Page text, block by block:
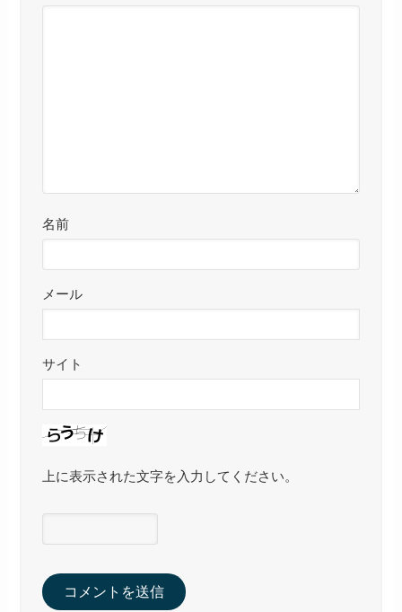
名前
メール
サイト
上に表示された文字を入力してください。